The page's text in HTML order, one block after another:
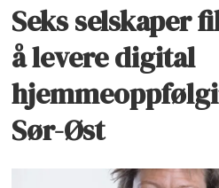
Seks selskaper
å levere digital
Sør-Øst